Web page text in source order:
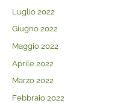
Luglio 2022
Giugno 2022
Maggio 2022
Aprile 2022
Marzo 2022
Febbraio 2022